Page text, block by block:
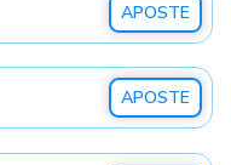
APOSTE
APOSTE